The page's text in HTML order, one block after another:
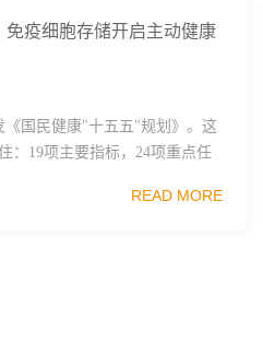
疫细胞存储开启主动健康
《国民健康"十五五"规划》。这
：19项主要指标，24项重点任
READ MORE